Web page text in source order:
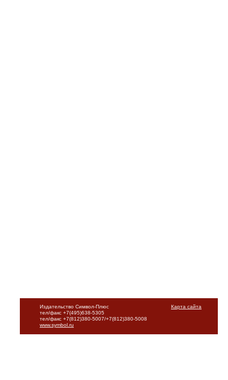
Карта сайта
Издательство Символ-Плюс
тел/факс +7(495)638-5305
тел/факс +7(812)380-5007/+7(812)380-5008
www.symbol.ru